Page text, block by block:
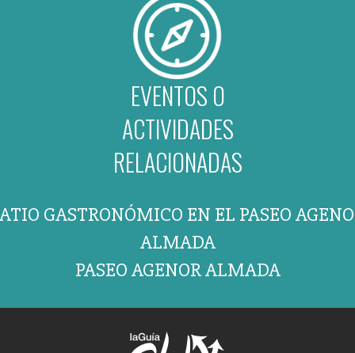
EVENTOS O
ACTIVIDADES
RELACIONADAS
GASTRONÓMICO EN EL PASEO
ALMADA
PASEO AGENOR ALMADA